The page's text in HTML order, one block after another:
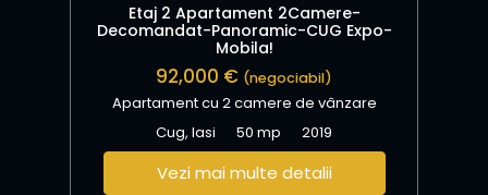
Etaj 2 Apartament 2Camere-
Decomandat-Panoramic-CUG Expo-
Mobila!
92,000 € (negociabil)
Apartament cu 2 camere de vânzare
Cug, Iasi
50 mp 2019
Vezi mai multe detalii